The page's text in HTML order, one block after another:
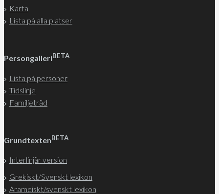
Karta
Lista på alla platser
PersongalleriBETA
Lista på personer
Tidslinje
Familjeträd
GrundtextenBETA
Interlinjär version
Grekiskt/Svenskt lexikon
Arameiskt/svenskt lexikon